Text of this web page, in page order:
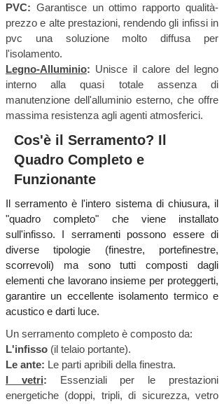
PVC: Garantisce un ottimo rapporto qualità-
prezzo e alte prestazioni, rendendo gli infissi in
pvc una soluzione molto diffusa per
l'isolamento.
Legno-Alluminio: Unisce il calore del legno
interno alla quasi totale assenza di
manutenzione dell'alluminio esterno, che offre
massima resistenza agli agenti atmosferici.
Cos'è il Serramento? Il
Quadro Completo e
Funzionante
Il serramento è l'intero sistema di chiusura, il
"quadro completo" che viene installato
sull'infisso. I serramenti possono essere di
diverse tipologie (finestre, portefinestre,
scorrevoli) ma sono tutti composti dagli
elementi che lavorano insieme per proteggerti,
garantire un eccellente isolamento termico e
acustico e darti luce.
Un serramento completo è composto da:
L'infisso (il telaio portante).
Le ante: Le parti apribili della finestra.
I vetri: Essenziali per le prestazioni
energetiche (doppi, tripli, di sicurezza, vetro